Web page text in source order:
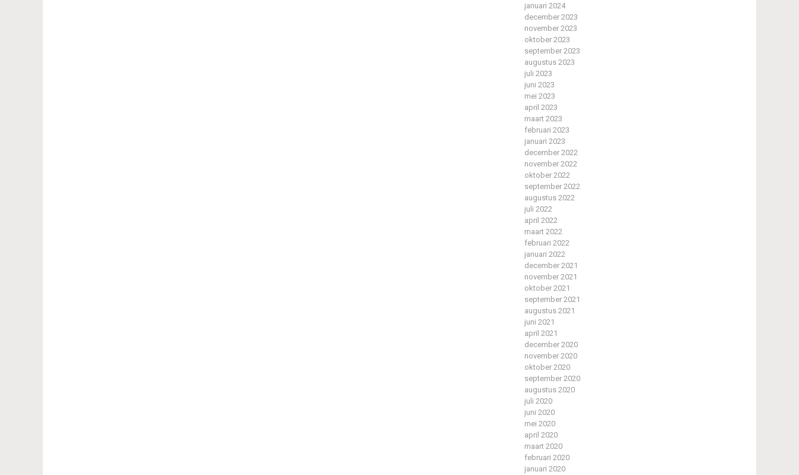
januari 2024
december 2023
november 2023
oktober 2023
september 2023
augustus 2023
juli 2023
juni 2023
mei 2023
april 2023
maart 2023
februari 2023
januari 2023
december 2022
november 2022
oktober 2022
september 2022
augustus 2022
juli 2022
april 2022
maart 2022
februari 2022
januari 2022
december 2021
november 2021
oktober 2021
september 2021
augustus 2021
juni 2021
april 2021
december 2020
november 2020
oktober 2020
september 2020
augustus 2020
juli 2020
juni 2020
mei 2020
april 2020
maart 2020
februari 2020
januari 2020